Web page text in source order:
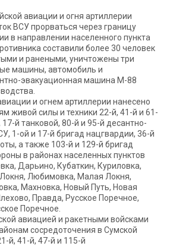
авиации и огня артиллерии
ВСУ прорваться через границу
в направлении населенного пункта
составили более 30 человек
и ранеными, уничтожены три
машины, автомобиль и
эвакуационная машина М-88
и огнем артиллерии нанесено
живой силы и техники 22-й, 41-й и 61-
й танковой, 80-й и 95-й десантно-
1-ой и 17-й бригад нацгвардии, 36-й
а также 103-й и 129-й бригад
в районах населенных пунктов
Дарьино, Кубаткин, Куриловка,
Любимовка, Малая Локня,
Махновка, Новый Путь, Новая
Правда, Русское Поречное,
Поречное.
авиацией и ракетными войсками
сосредоточения в Сумской
й, 41-й, 47-й и 115-й